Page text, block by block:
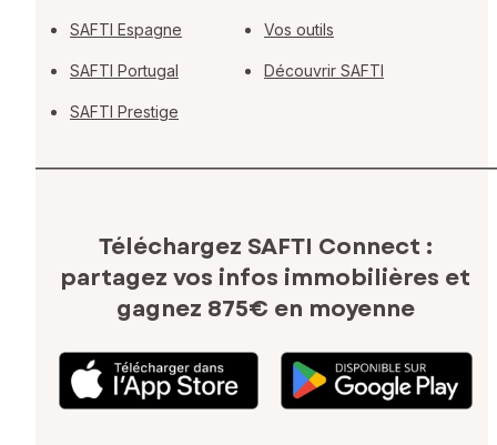
SAFTI Espagne
SAFTI Portugal
SAFTI Prestige
Vos outils
Découvrir SAFTI
Téléchargez SAFTI Connect :
partagez vos infos immobilières et
gagnez 875€ en moyenne